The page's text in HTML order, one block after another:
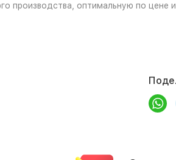
производства, оптимальную по цене